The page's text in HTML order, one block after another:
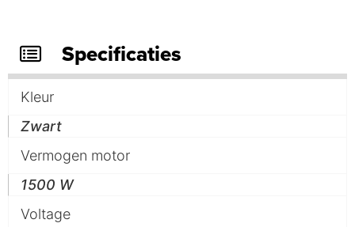
Specificaties
Kleur
Zwart
Vermogen motor
1500 W
Voltage